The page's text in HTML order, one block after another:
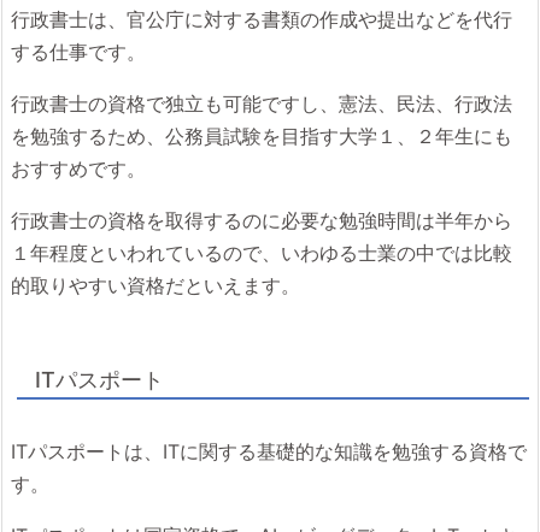
行政書士は、官公庁に対する書類の作成や提出などを代行
する仕事です。
行政書士の資格で独立も可能ですし、憲法、民法、行政法
を勉強するため、公務員試験を目指す大学１、２年生にも
おすすめです。
行政書士の資格を取得するのに必要な勉強時間は半年から
１年程度といわれているので、いわゆる士業の中では比較
的取りやすい資格だといえます。
ITパスポート
ITパスポートは、ITに関する基礎的な知識を勉強する資格で
す。